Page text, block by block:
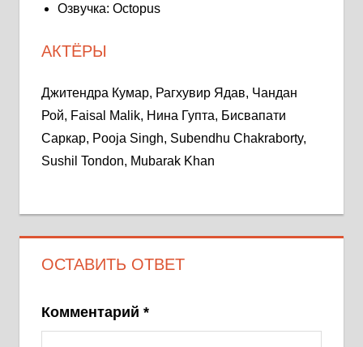
Озвучка: Octopus
АКТЁРЫ
Джитендра Кумар, Рагхувир Ядав, Чандан
Рой, Faisal Malik, Нина Гупта, Бисвапати
Саркар, Pooja Singh, Subendhu Chakraborty,
Sushil Tondon, Mubarak Khan
ОСТАВИТЬ ОТВЕТ
Комментарий *